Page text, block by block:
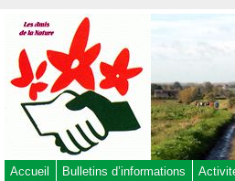
au
contenu
-
Aller
au
menu
-
Accueil Bulletins d’informations